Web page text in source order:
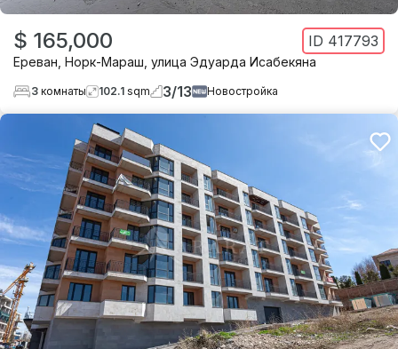
$ 165,000 ID 417793
Ереван Норк-Мараш улица Эдуарда Исабекяна
3 комнаты 102.1 sqm 3/13 Новостройка